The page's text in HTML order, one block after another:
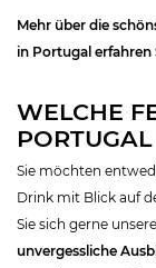
Mehr über die
in Portugal erfahren
WELCHE
Sie möchten
Drink mit Blick auf
Sie sich gerne unsere
unvergessliche